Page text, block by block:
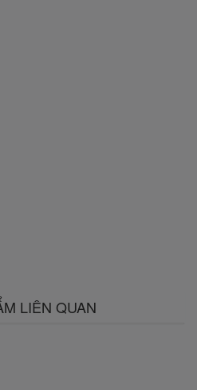
LIÊN QUAN